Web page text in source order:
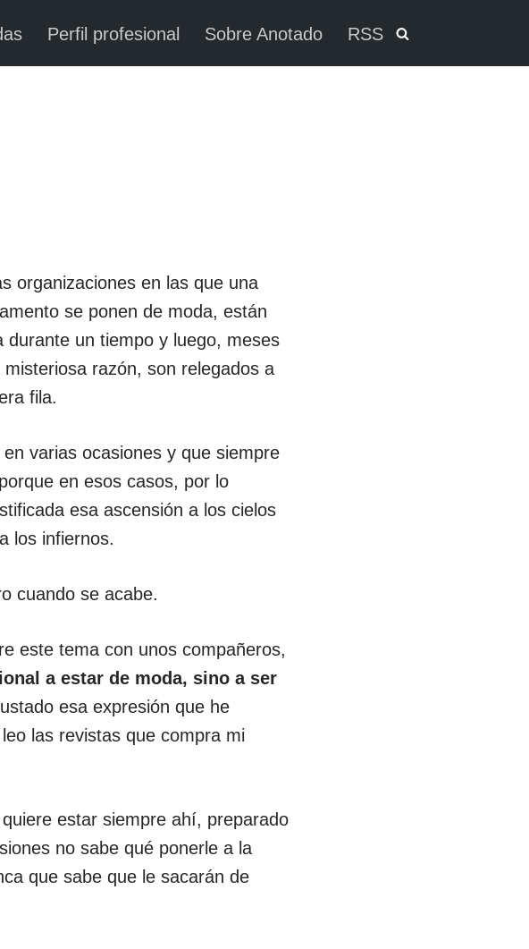
Perfil profesional Sobre Anotado RSS
organizaciones en las que una
se ponen de moda, están
durante un tiempo y luego, meses
razón, son relegados a
fila.
varias ocasiones y que siempre
en esos casos, por lo
esa ascensión a los cielos
los infiernos.
cuando se acabe.
este tema con unos compañeros,
a estar de moda, sino a ser
esa expresión que he
las revistas que compra mi
estar siempre ahí, preparado
no sabe qué ponerle a la
que sabe que le sacarán de